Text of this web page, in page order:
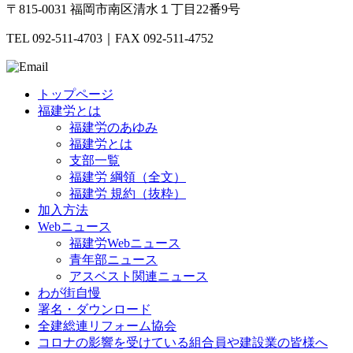
〒815-0031 福岡市南区清水１丁目22番9号
TEL 092-511-4703｜FAX 092-511-4752
トップページ
福建労とは
福建労のあゆみ
福建労とは
支部一覧
福建労 綱領（全文）
福建労 規約（抜粋）
加入方法
Webニュース
福建労Webニュース
青年部ニュース
アスベスト関連ニュース
わが街自慢
署名・ダウンロード
全建総連リフォーム協会
コロナの影響を受けている組合員や建設業の皆様へ